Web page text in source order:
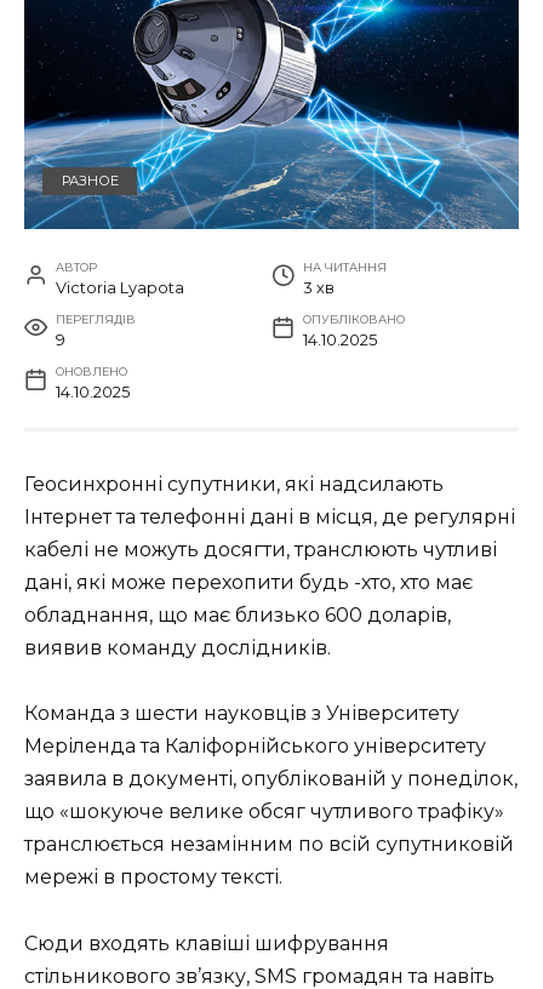
РАЗНОЕ
АВТОР
Victoria Lyapota
НА ЧИТАННЯ
3 хв
ПЕРЕГЛЯДІВ
9
ОПУБЛІКОВАНО
14.10.2025
ОНОВЛЕНО
14.10.2025
Геосинхронні супутники, які надсилають
Інтернет та телефонні дані в місця, де регулярні
кабелі не можуть досягти, транслюють чутливі
дані, які може перехопити будь -хто, хто має
обладнання, що має близько 600 доларів,
виявив команду дослідників.
Команда з шести науковців з Університету
Меріленда та Каліфорнійського університету
заявила в документі, опублікованій у понеділок,
що «шокуюче велике обсяг чутливого трафіку»
транслюється незамінним по всій супутниковій
мережі в простому тексті.
Сюди входять клавіші шифрування
стільникового зв’язку, SMS громадян та навіть